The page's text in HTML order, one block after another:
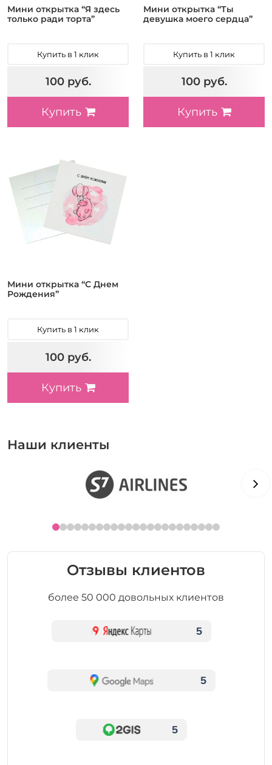
Мини открытка “Я здесь
только ради торта”
Купить в 1 клик
100 руб.
Купить
Мини открытка “Ты
девушка моего сердца”
Купить в 1 клик
100 руб.
Купить
Мини открытка “С Днем
Рождения”
Купить в 1 клик
100 руб.
Купить
Наши клиенты
Отзывы клиентов
более 50 000 довольных клиентов
5
5
5